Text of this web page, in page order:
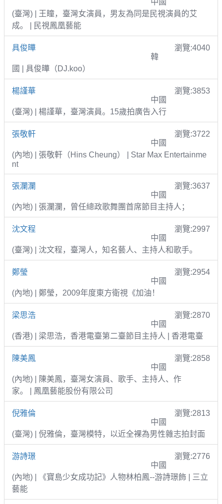
(臺灣) | 王瞳，臺灣女演員，男友為同是民視演員的艾
成。 | 民視鳳凰藝能
具俊曄
瀏覽:4040
韓
國 | 具俊曄（DJ.koo）
楊謹華
瀏覽:3853
中國
(臺灣) | 楊謹華，臺灣演員。15歲拍廣告入行
張敬軒
瀏覽:3722
中國
(內地) | 張敬軒（Hins Cheung） | Star Max Entertainme
nt
張瀾瀾
瀏覽:3637
中國
(內地) | 張瀾瀾，曾任總政歌舞團首席節目主持人；
沈文程
瀏覽:2997
中國
(臺灣) | 沈文程，臺灣人，知名藝人、主持人和歌手。
鄭瑩
瀏覽:2954
中國
(內地) | 鄭瑩，2009年度東方衛視《加油！
梁思浩
瀏覽:2870
中國
(香港) | 梁思浩，香港電臺第二臺節目主持人 | 香港電臺
陳美鳳
瀏覽:2858
中國
(內地) | 陳美鳳，臺灣女演員、歌手、主持人、作
家。 | 鳳凰藝能股份有限公司
倪雅倫
瀏覽:2813
中國
(臺灣) | 倪雅倫，臺灣模特，以近全裸為男性雜志拍封面
游詩璟
瀏覽:2776
中國
(內地) | 《寶島少女成功記》人物林柏鳳--游詩璟飾 | 三立
藝能